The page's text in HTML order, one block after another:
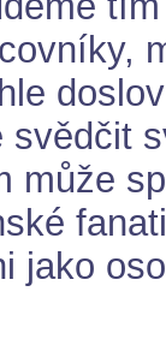
může
jako